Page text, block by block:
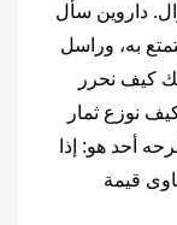
داروين سأل
به، وراسل
كيف نحرر
نوزع ثمار
أحد هو: إذا
قيمة